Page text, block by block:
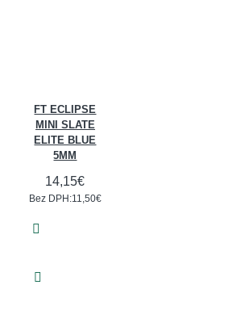
FT ECLIPSE
MINI SLATE
ELITE BLUE
5MM
14,15€
Bez DPH:11,50€